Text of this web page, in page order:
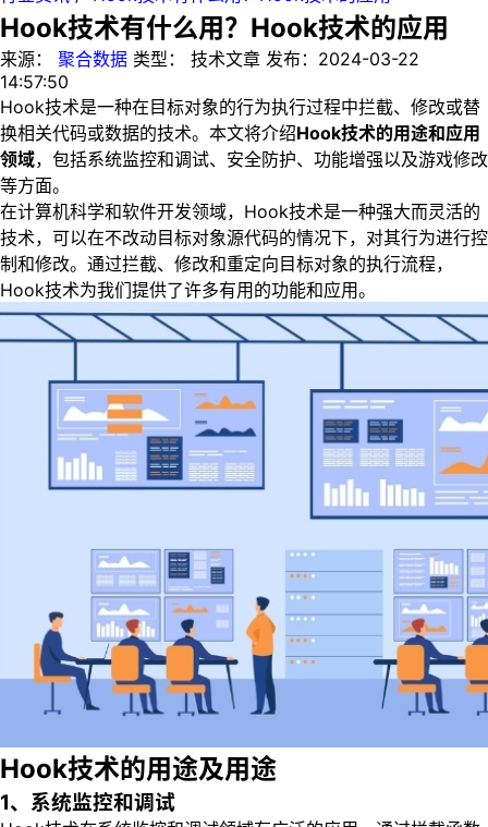
Hook技术有什么用？Hook技术的应用
来源： 聚合数据 类型： 技术文章 发布： 2024-03-22
14:57:50
Hook技术是一种在目标对象的行为执行过程中拦截、修改或替
换相关代码或数据的技术。本文将介绍Hook技术的用途和应用
领域，包括系统监控和调试、安全防护、功能增强以及游戏修改
等方面。
在计算机科学和软件开发领域，Hook技术是一种强大而灵活的
技术，可以在不改动目标对象源代码的情况下，对其行为进行控
制和修改。通过拦截、修改和重定向目标对象的执行流程，
Hook技术为我们提供了许多有用的功能和应用。
Hook技术的用途及用途
1、系统监控和调试